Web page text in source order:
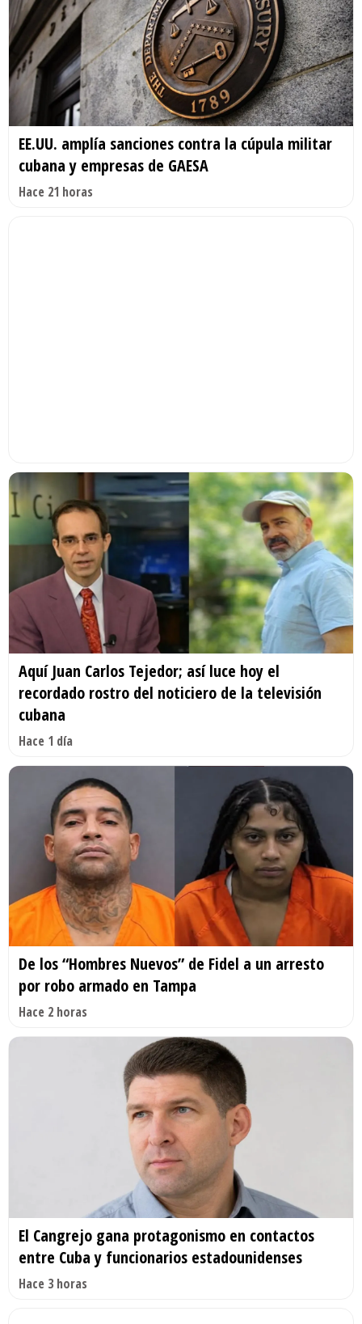
EE.UU. amplía sanciones contra la cúpula militar
cubana y empresas de GAESA
Hace 21 horas
Aquí Juan Carlos Tejedor; así luce hoy el
recordado rostro del noticiero de la televisión
cubana
Hace 1 día
De los “Hombres Nuevos” de Fidel a un arresto
por robo armado en Tampa
Hace 2 horas
El Cangrejo gana protagonismo en contactos
entre Cuba y funcionarios estadounidenses
Hace 3 horas